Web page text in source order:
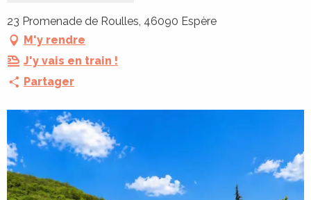
23 Promenade de Roulles, 46090 Espère
M'y rendre
J'y vais en train !
Partager